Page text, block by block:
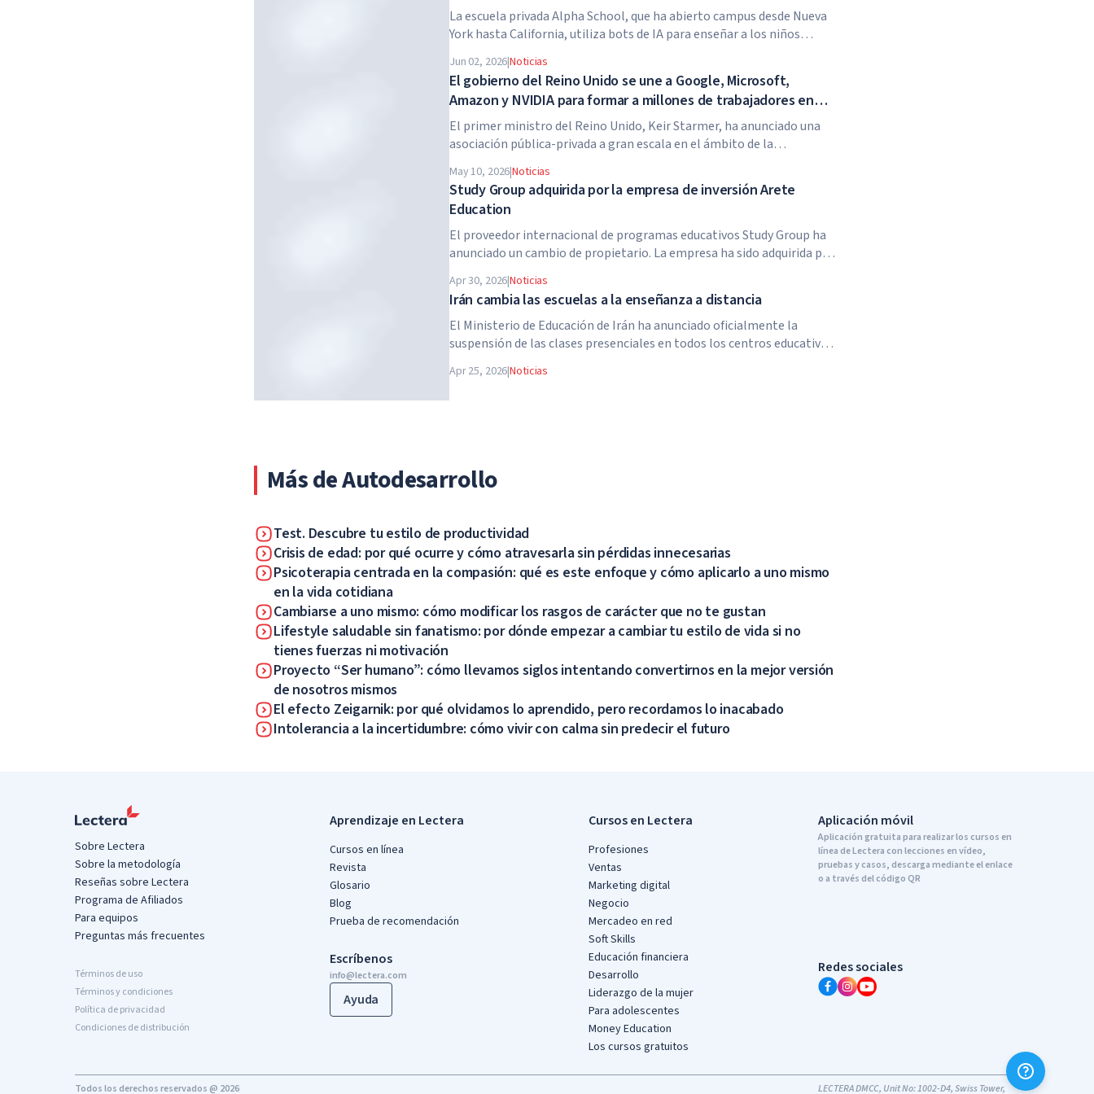
La escuela privada Alpha School, que ha abierto campus desde Nueva
York hasta California, utiliza bots de IA para enseñar a los niños
profesores tradicionales, ni tareas para casa, y el costo de la matrícula
alcanza los $65,000 al año.
Jun 02, 2026|Noticias
El gobierno del Reino Unido se une a Google, Microsoft,
Amazon y NVIDIA para formar a millones de trabajadores en
habilidades de IA
El primer ministro del Reino Unido, Keir Starmer, ha anunciado una
asociación pública-privada a gran escala en el ámbito de la
el gobierno, lanzan un programa de formación en habilidades de IA
para 7,5 millones de trabajadores británicos.
May 10, 2026|Noticias
Study Group adquirida por la empresa de inversión Arete
Education
El proveedor internacional de programas educativos Study Group ha
anunciado un cambio de propietario. La empresa ha sido adquirida por
educación superior creada por Global University Systems (GUS) y la
firma estadounidense de capital privado Brightstar Capital Partners.
Apr 30, 2026|Noticias
Irán cambia las escuelas a la enseñanza a distancia
El Ministerio de Educación de Irán ha anunciado oficialmente la
suspensión de las clases presenciales en todos los centros educativos
pasan a la enseñanza a distancia por tiempo indefinido, hasta nuevo
Apr 25, 2026|Noticias
Más de Autodesarrollo
Test. Descubre tu estilo de productividad
Crisis de edad: por qué ocurre y cómo atravesarla sin pérdidas innecesarias
Psicoterapia centrada en la compasión: qué es este enfoque y cómo aplicarlo a uno mismo
en la vida cotidiana
Cambiarse a uno mismo: cómo modificar los rasgos de carácter que no te gustan
Lifestyle saludable sin fanatismo: por dónde empezar a cambiar tu estilo de vida si no
tienes fuerzas ni motivación
Proyecto “Ser humano”: cómo llevamos siglos intentando convertirnos en la mejor versión
de nosotros mismos
El efecto Zeigarnik: por qué olvidamos lo aprendido, pero recordamos lo inacabado
Intolerancia a la incertidumbre: cómo vivir con calma sin predecir el futuro
Sobre Lectera
Sobre la metodología
Reseñas sobre Lectera
Programa de Afiliados
Para equipos
Preguntas más frecuentes
Términos de uso
Términos y condiciones
Política de privacidad
Condiciones de distribución
Aprendizaje en Lectera
Cursos en línea
Revista
Glosario
Blog
Prueba de recomendación
Escríbenos
info@lectera.com
Ayuda
Cursos en Lectera
Profesiones
Ventas
Marketing digital
Negocio
Mercadeo en red
Soft Skills
Educación financiera
Desarrollo
Liderazgo de la mujer
Para adolescentes
Money Education
Los cursos gratuitos
Aplicación móvil
Aplicación gratuita para realizar los cursos en
línea de Lectera con lecciones en vídeo,
pruebas y casos, descarga mediante el enlace
o a través del código QR
Redes sociales
Todos los derechos reservados @ 2026 LECTERA DMCC, Unit No: 1002-D4, Swiss Tower,